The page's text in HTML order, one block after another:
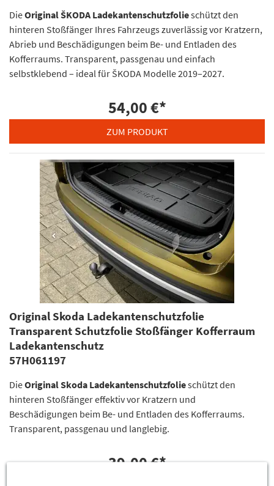
DieOriginal ŠKODA Ladekantenschutzfolieschützt den
hinteren Stoßfänger Ihres Fahrzeugs zuverlässig vor Kratzern,
Abrieb und Beschädigungen beim Be- und Entladen des
Kofferraums. Transparent, passgenau und einfach
selbstklebend – ideal für ŠKODA Modelle 2019–2027.
54,00 €*
ZUM PRODUKT
Original Skoda Ladekantenschutzfolie
Transparent Schutzfolie Stoßfänger Kofferraum
Ladekantenschutz
57H061197
DieOriginal Skoda Ladekantenschutzfolieschützt den
hinteren Stoßfänger effektiv vor Kratzern und
Beschädigungen beim Be- und Entladen des Kofferraums.
Transparent, passgenau und langlebig.
39,00 €*